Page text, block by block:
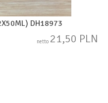
DH18973
netto 21,50 PLN